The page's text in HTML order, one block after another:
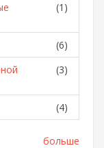
(1)
(6)
(3)
(4)
больше